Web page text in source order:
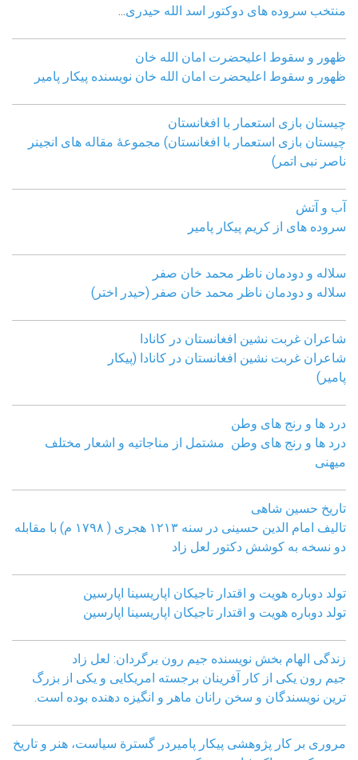
منتخب سروده های دوکتور اسد الله حیدری
ظهور و سقوط اعلیحضرت امان الله خان
ظهور و سقوط اعلیحضرت امان الله خان نویسنده پیکار پامیر
چیستان بازی استعمار با افغانستان
چیستان بازی استعمار با افغانستان) مجموعۀ مقاله های انجینر
ناصر نبی اتمر)
آب و آتش
سروده های از کریم پیکار پامیر
سلاله و دودمان ناظر محمد خان صفر
سلاله و دودمان ناظر محمد خان صفر (حیدر اختر)
شاعران غربت نشین افغانستان در کانادا
شاعران غربت نشین افغانستان در کانادا (پیکار
پامیر)
درد ها و رنج های وطن
درد ها و رنج های وطن مشتمل از مناجاتیه و اشعار مختلف
میهنی
تاریخ حسین شاهی
تالیف امام الدین حسینی در سنه ۱۲۱۳ هجری ( ۱۷۹۸ م) با مقابله
دو نسخه به کوشش دکتور لعل زاد
تولد دوباره هویت و اقتدار تاجیکان اپاریسینا اپارسین
تولد دوباره هویت و اقتدار تاجیکان اپاریسینا اپارسین
زندگی الهام بخش نویسنده جیم رون برگردان: لعل زاد
جیم رون یکی از کار آفرینان برجسته امریکایی و یکی از بزرگ
ترین نویسندگان و سخن رانان ماهر و انگیزه دهنده بوده است.
مروری بر کار پژوهشی پیکار پامیردر گسترة سیاست، هنر و تاریخ